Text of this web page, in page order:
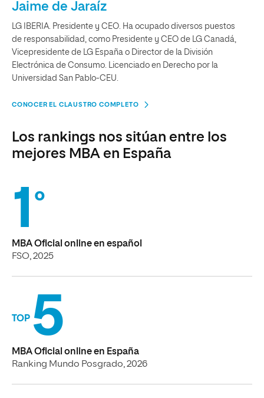
Jaime de Jaraíz
LG IBERIA. Presidente y CEO. Ha ocupado diversos puestos
de responsabilidad, como Presidente y CEO de LG Canadá,
Vicepresidente de LG España o Director de la División
Electrónica de Consumo. Licenciado en Derecho por la
Universidad San Pablo-CEU.
CONOCER EL CLAUSTRO COMPLETO
Los rankings nos sitúan entre los
mejores MBA en España
1 º
MBA Oficial online en español
FSO, 2025
TOP 5
MBA Oficial online en España
Ranking Mundo Posgrado, 2026